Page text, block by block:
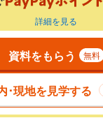
詳細を見る
資料をもらう 無料
･現地を見学する